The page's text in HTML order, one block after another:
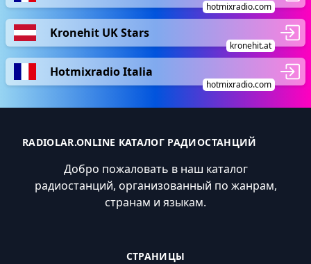
hotmixradio.com
Kronehit UK Stars
kronehit.at
Hotmixradio Italia
hotmixradio.com
RADIOLAR.ONLINE КАТАЛОГ РАДИОСТАНЦИЙ
Добро пожаловать в наш каталог
радиостанций, организованный по жанрам,
странам и языкам.
СТРАНИЦЫ